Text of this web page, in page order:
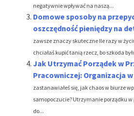
negatywnie wpływać na naszą...
Domowe sposoby na
oszczędność pieniędzy na
zawsze znaczy skuteczne Ile razy w
chciałaś kupić tanią rzecz, bo szkoda
Jak Utrzymać Porządek w
Pracowniczej: Organizacja
zastanawiałeś się, jak chaos w biurze
samopoczucie? Utrzymanie porządku
do...